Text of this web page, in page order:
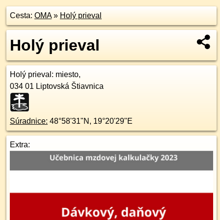
Cesta: OMA» Holý prieval
Holý prieval
Holý prieval : miesto,
034 01 Liptovská Štiavnica
Súradnice: 48°58'31"N , 19°20'29"E
Extra: